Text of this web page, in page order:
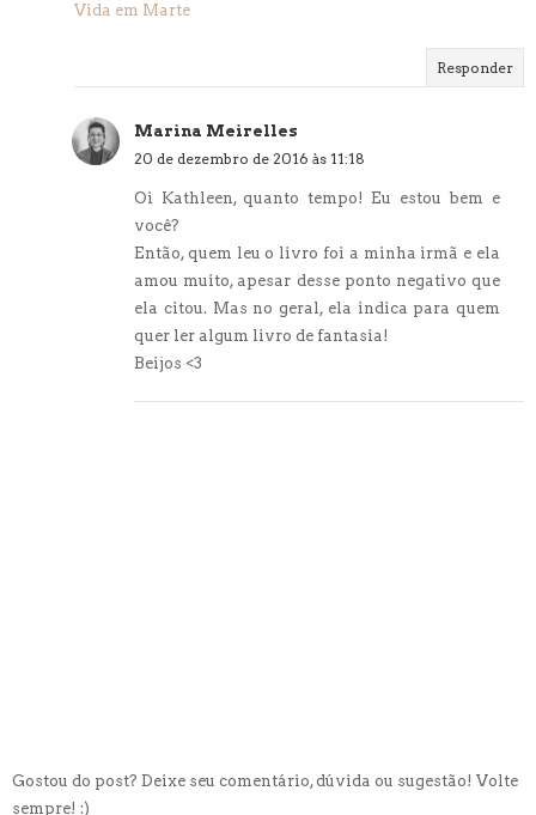
Vida em Marte
Responder
Marina Meirelles
20 de dezembro de 2016 às 11:18
Oi Kathleen, quanto tempo! Eu estou bem e
você?
Então, quem leu o livro foi a minha irmã e ela
amou muito, apesar desse ponto negativo que
ela citou. Mas no geral, ela indica para quem
quer ler algum livro de fantasia!
Beijos <3
Gostou do post? Deixe seu comentário, dúvida ou sugestão! Volte
sempre! :)